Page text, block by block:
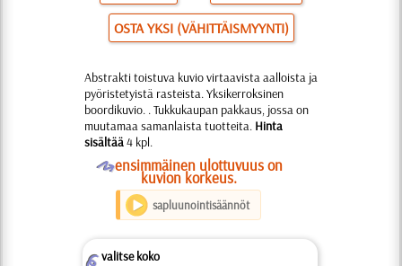
OSTA YKSI (VÄHITTÄISMYYNTI)
Abstrakti toistuva kuvio virtaavista aalloista ja
pyöristetyistä rasteista. Yksikerroksinen
boordikuvio. . Tukkukaupan pakkaus, jossa on
muutamaa samanlaista tuotteita. Hinta
sisältää4 kpl.
Oensimmäinen ulottuvuus on
kuvion korkeus.
sapluunointisäännöt
valitse koko